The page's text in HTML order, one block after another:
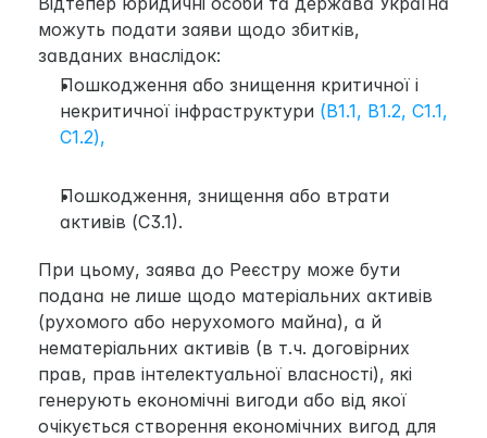
можуть подати заяви щодо збитків,
завданих внаслідок:
Пошкодження або знищення критичної і
некритичної інфраструктури (B1.1, B1.2, C1.1,
C1.2),
Пошкодження, знищення або втрати
активів (С3.1).
При цьому, заява до Реєстру може бути
подана не лише щодо матеріальних активів
(рухомого або нерухомого майна), а й
нематеріальних активів (в т.ч. договірних
прав, прав інтелектуальної власності), які
генерують економічні вигоди або від якої
очікується створення економічних вигод для